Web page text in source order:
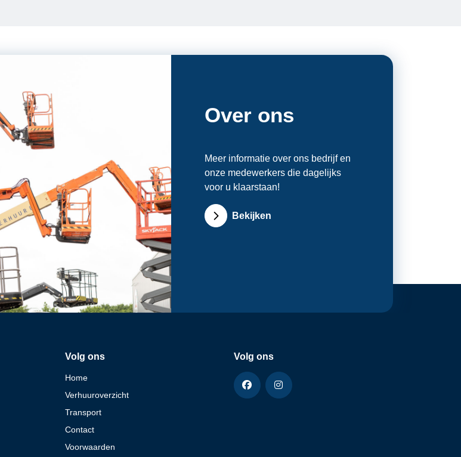
Over ons
Meer informatie over ons bedrijf en
onze medewerkers die dagelijks
voor u klaarstaan!
Bekijken
Volg ons
Home
Verhuuroverzicht
Transport
Contact
Voorwaarden
Volg ons